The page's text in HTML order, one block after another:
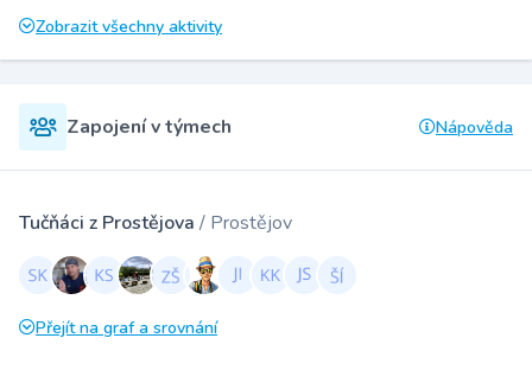
Zobrazit všechny aktivity
Zapojení v týmech Nápověda
Tučňáci z Prostějova / Prostějov
Přejít na graf a srovnání